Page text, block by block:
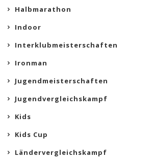
Halbmarathon
Indoor
Interklubmeisterschaften
Ironman
Jugendmeisterschaften
Jugendvergleichskampf
Kids
Kids Cup
Ländervergleichskampf